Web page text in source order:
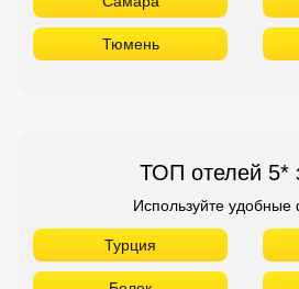
Турция
Хургада
ОАЭ